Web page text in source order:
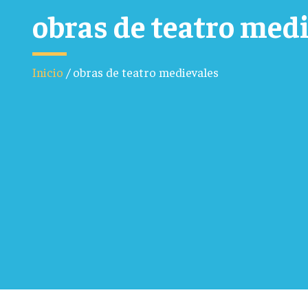
obras de teatro
Inicio /obras de teatro medievales